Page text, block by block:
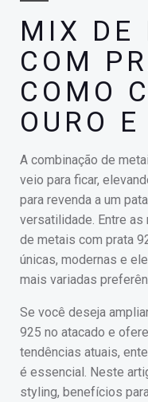
MIX DE
COM
COMO
OURO
A combinação de
veio para ficar,
para revenda a um
versatilidade. Entre
de metais com prata
únicas, modernas e
mais variadas
Se você deseja
925 no atacado e
tendências atuais,
é essencial. Neste
styling, benefícios